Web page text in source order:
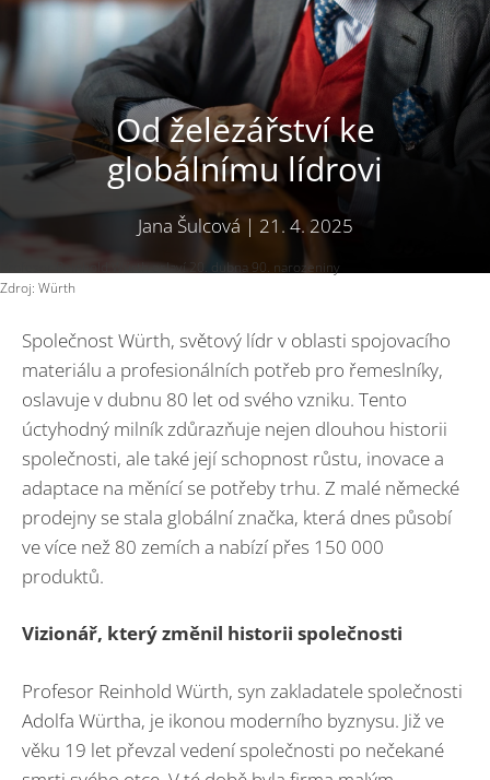
Od železářství ke
globálnímu lídrovi
Jana Šulcová | 21. 4. 2025
Profesor Reinhold Würth oslaví 20. dubna 90. narozeniny
Zdroj: Würth
Společnost Würth, světový lídr v oblasti spojovacího
materiálu a profesionálních potřeb pro řemeslníky,
oslavuje v dubnu 80 let od svého vzniku. Tento
úctyhodný milník zdůrazňuje nejen dlouhou historii
společnosti, ale také její schopnost růstu, inovace a
adaptace na měnící se potřeby trhu. Z malé německé
prodejny se stala globální značka, která dnes působí
ve více než 80 zemích a nabízí přes 150 000
produktů.
Vizionář, který změnil historii společnosti
Profesor Reinhold Würth, syn zakladatele společnosti
Adolfa Würtha, je ikonou moderního byznysu. Již ve
věku 19 let převzal vedení společnosti po nečekané